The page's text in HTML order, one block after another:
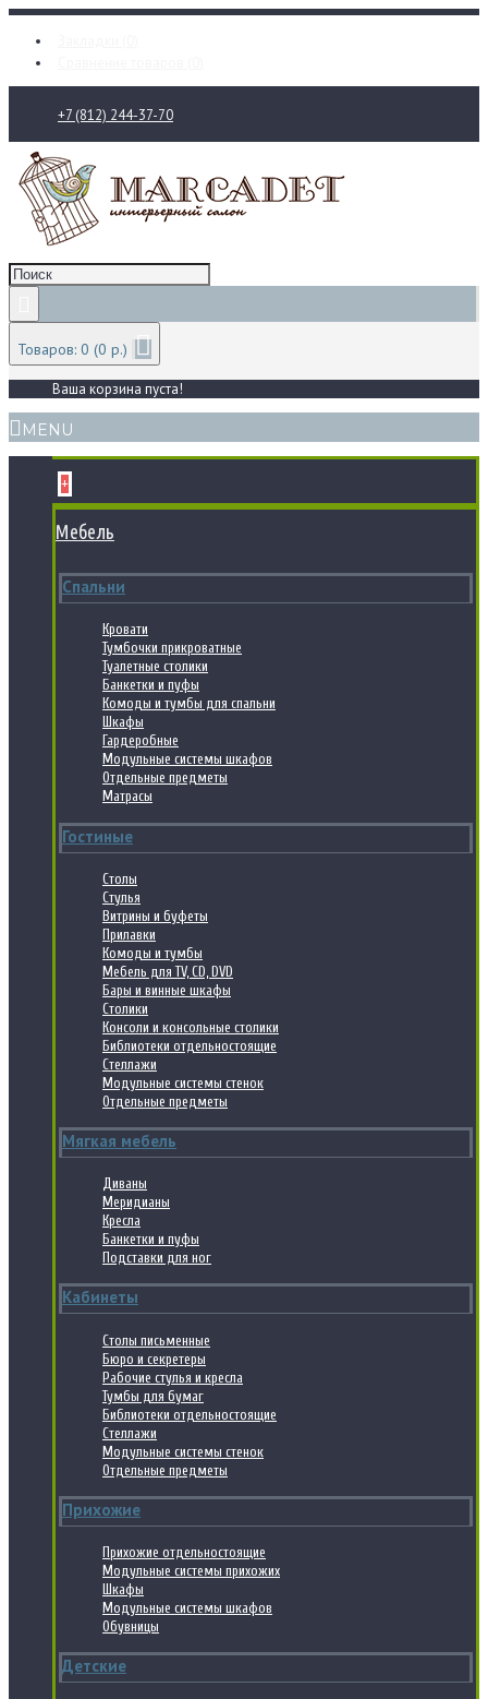
+7 (812) 244-37-70
Товаров: 0 (0 р.)
Ваша корзина пуста!
MENU
+
Мебель
Спальни
Кровати
Тумбочки прикроватные
Туалетные столики
Банкетки и пуфы
Комоды и тумбы для спальни
Шкафы
Гардеробные
Модульные системы шкафов
Отдельные предметы
Матрасы
Гостиные
Столы
Стулья
Витрины и буфеты
Прилавки
Комоды и тумбы
Мебель для TV, CD, DVD
Бары и винные шкафы
Столики
Консоли и консольные столики
Библиотеки отдельностоящие
Стеллажи
Модульные системы стенок
Отдельные предметы
Мягкая мебель
Диваны
Меридианы
Кресла
Банкетки и пуфы
Подставки для ног
Кабинеты
Столы письменные
Бюро и секретеры
Рабочие стулья и кресла
Тумбы для бумаг
Библиотеки отдельностоящие
Стеллажи
Модульные системы стенок
Отдельные предметы
Прихожие
Прихожие отдельностоящие
Модульные системы прихожих
Шкафы
Модульные системы шкафов
Обувницы
Детские